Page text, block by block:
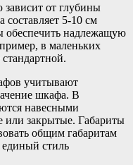
от глубины
5-10 см
надлежащую
в маленьких
учитывают
шкафа. В
навесными
закрытые. Габариты
общим габаритам
единый стиль